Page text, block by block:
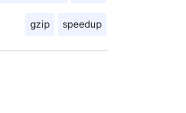
gzip speedup